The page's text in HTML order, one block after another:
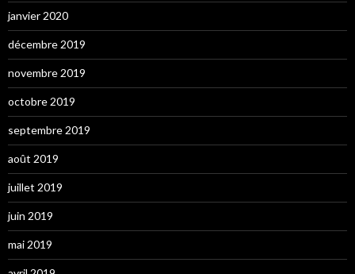
janvier 2020
décembre 2019
novembre 2019
octobre 2019
septembre 2019
août 2019
juillet 2019
juin 2019
mai 2019